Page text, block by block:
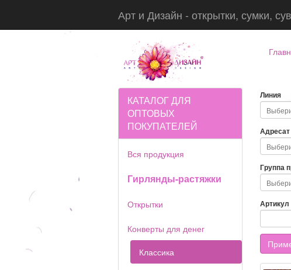
Арт и Дизайн - открытки, сумки,
КАТАЛОГ ДЛЯ
ОПТОВЫХ
ПОКУПАТЕЛЕЙ
Вся продукция
Гирлянды-растяжки
Открытки
Конверты для денег
Классика
Линия
Адресат
Группа
Артикул